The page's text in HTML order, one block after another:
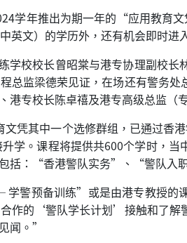
学年推出为期一年的“应用教育
文）的学历外，还有机会即时进
校校长曾昭棠与港专协理副校
总监梁德荣见证，在场还有警务
专校长陈卓禧及港专高级总监（
其中一个选修群组，已通过香
学。课程将提供共600个学时，
包括：“香港警队实务”、“警队
警预备训练”或是由港专教授的
作的‘警队学长计划’接触和了
闻。”